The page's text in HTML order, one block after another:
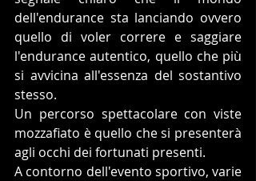
dell'endurance sta lanciando ovvero
quello di voler correre e saggiare
l'endurance autentico, quello che più
si avvicina all'essenza del sostantivo
stesso.
Un percorso spettacolare con viste
mozzafiato è quello che si presenterà
agli occhi dei fortunati presenti.
A contorno dell'evento sportivo, varie